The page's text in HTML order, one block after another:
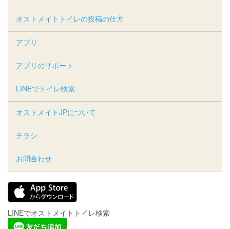
オストメイトトイレの投稿の仕方
アプリ
アプリのサポート
LINEでトイレ検索
オストメイトJPについて
チラシ
お問合わせ
LINEでオストメイトトイレ検索